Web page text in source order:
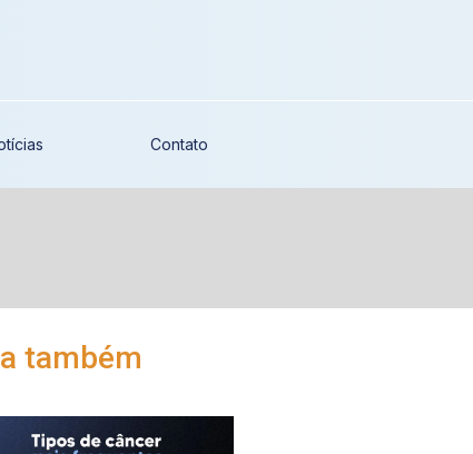
Contato
também